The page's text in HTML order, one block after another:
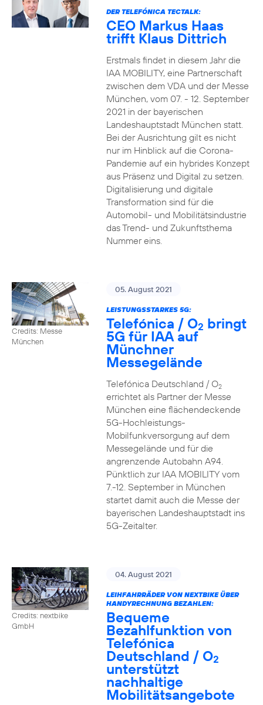
DER TELEFÓNICA TECTALK:
CEO Markus Haas
trifft Klaus Dittrich
Erstmals findet in diesem Jahr die
IAA MOBILITY, eine Partnerschaft
zwischen dem VDA und der Messe
München, vom 07. - 12. September
2021 in der bayerischen
Landeshauptstadt München statt.
Bei der Ausrichtung gilt es nicht
nur im Hinblick auf die Corona-
Pandemie auf ein hybrides Konzept
aus Präsenz und Digital zu setzen.
Digitalisierung und digitale
Transformation sind für die
Automobil- und Mobilitätsindustrie
das Trend- und Zukunftsthema
Nummer eins.
Credits: Messe
München
05. August 2021
LEISTUNGSSTARKES 5G:
Telefónica / O2 bringt
5G für IAA auf
Münchner
Messegelände
Telefónica Deutschland / O2
errichtet als Partner der Messe
München eine flächendeckende
5G-Hochleistungs-
Mobilfunkversorgung auf dem
Messegelände und für die
angrenzende Autobahn A94.
Pünktlich zur IAA MOBILITY vom
7.-12. September in München
startet damit auch die Messe der
bayerischen Landeshauptstadt ins
5G-Zeitalter.
Credits: nextbike
GmbH
04. August 2021
LEIHFAHRRÄDER VON NEXTBIKE ÜBER
HANDYRECHNUNG BEZAHLEN:
Bequeme
Bezahlfunktion von
Telefónica
Deutschland / O2
unterstützt
nachhaltige
Mobilitätsangebote